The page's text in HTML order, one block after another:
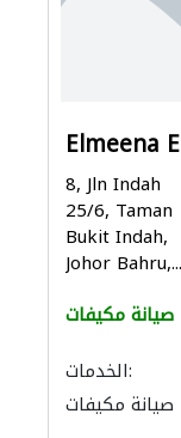
Elmeena
8, Jln Indah
25/6, Taman
Bukit Indah,
Johor Bahru,...
صيانة مكيفات
الخدمات:
صيانة مكيفات